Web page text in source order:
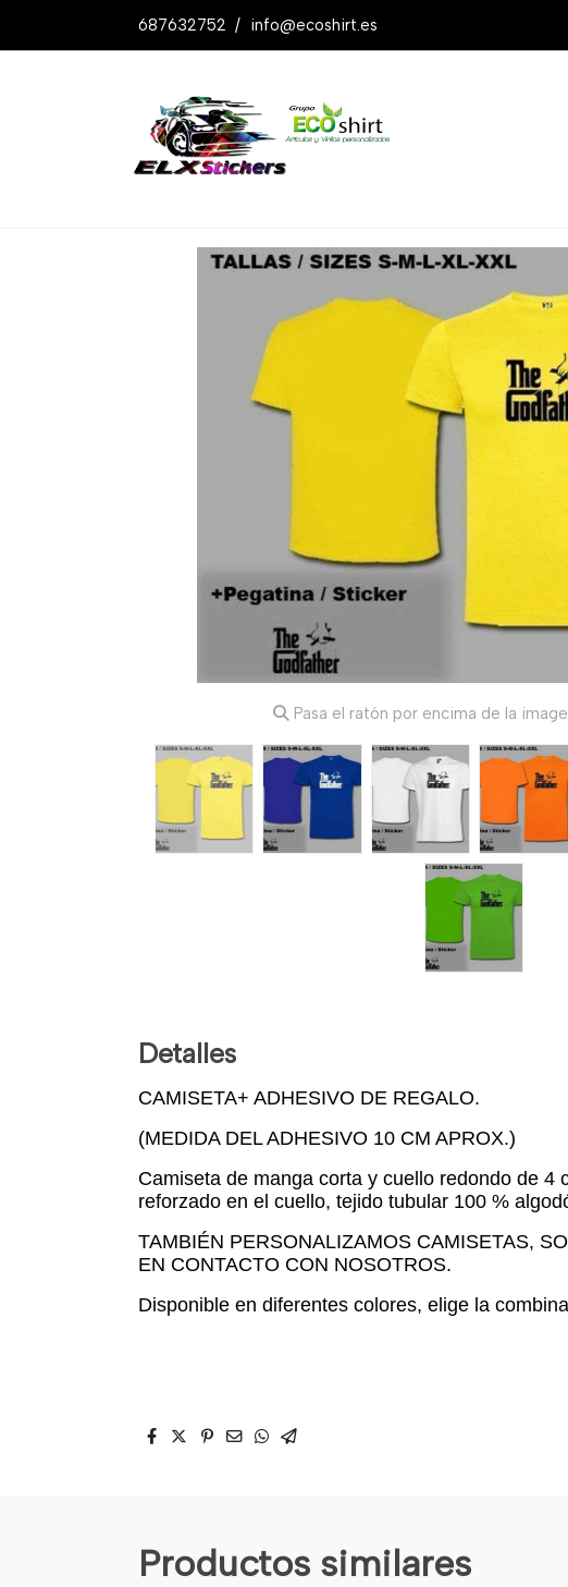
687632752 / info@ecoshirt.es
Productos Camiseta T Shirt The Godfather El
Pasa el ratón por encima de la
Detalles
CAMISETA+ ADHESIVO DE REGALO.
(MEDIDA DEL ADHESIVO 10 CM APROX.)
Camiseta de manga corta y cuello redondo de 4
reforzado en el cuello, tejido tubular 100 %
TAMBIÉN PERSONALIZAMOS CAMISETAS,
EN CONTACTO CON NOSOTROS.
Disponible en diferentes colores, elige la
Productos similares